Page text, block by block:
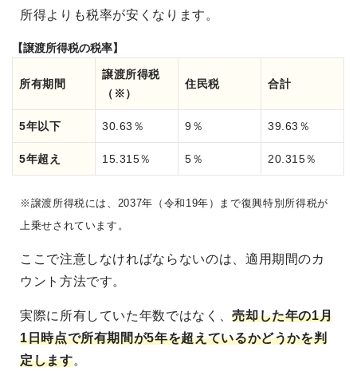
所得よりも税率が安くなります。
【譲渡所得税の税率】
所有期間
譲渡所得税
（※）
住民税 合計
5年以下 30.63％ 9％ 39.63％
5年超え 15.315％ 5％ 20.315％
※譲渡所得税には、2037年（令和19年）まで復興特別所得税が
上乗せされています。
ここで注意しなければならないのは、適用期間のカ
ウント方法です。
実際に所有していた年数ではなく、売却した年の1月
1日時点で所有期間が5年を超えているかどうかを判
定します。